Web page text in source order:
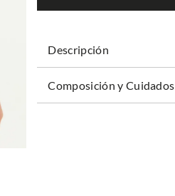
Descripción
Composición y Cuidados